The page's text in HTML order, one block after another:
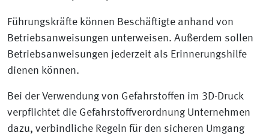
Führungskräfte können Beschäftigte anhand von
Betriebsanweisungen unterweisen. Außerdem sollen
Betriebsanweisungen jederzeit als Erinnerungshilfe
dienen können.
Bei der Verwendung von Gefahrstoffen im 3D-Druck
verpflichtet die Gefahrstoffverordnung Unternehmen
dazu, verbindliche Regeln für den sicheren Umgang